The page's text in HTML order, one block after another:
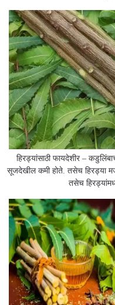
हिरड्यांसाठी फायदेशीर –
सूजदेखील कमी होते. तसेच हिरड्या
तसेच